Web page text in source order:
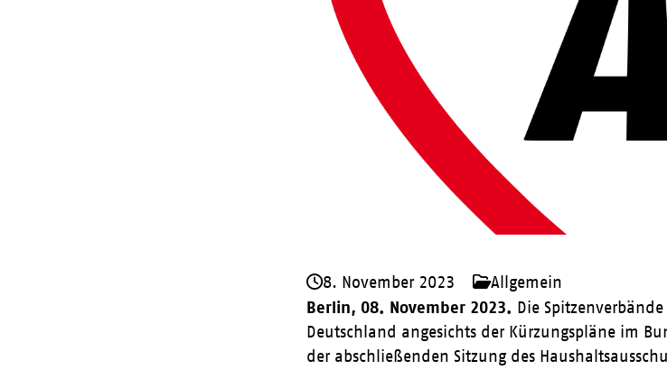
8. November 2023 Allgemein
Berlin, 08. November 2023. Die
Deutschland angesichts der Kürzungspläne im
der abschließenden Sitzung des